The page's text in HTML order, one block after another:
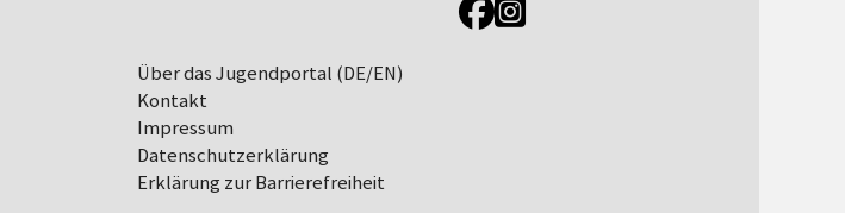
Über das Jugendportal (DE/EN)
Kontakt
Impressum
Datenschutz­erklärung
Erklärung zur Barrierefreiheit
Link zur Jugendportal Facebookseite
Link zur Jugendportal Instagramseite